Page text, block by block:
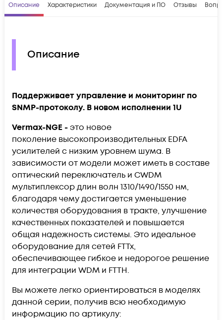
Описание Характеристики Документация и ПО Отзывы
Описание
Поддерживает управление и мониторинг по
SNMP-протоколу. В новом исполнении 1U
Vermax-NGE -это новое
поколение высокопроизводительных EDFA
усилителей с низким уровнем шума. В
зависимости от модели может иметь в составе
оптический переключатель и CWDM
мультиплексор длин волн 1310/1490/1550 нм,
благодаря чему достигается уменьшение
количествя оборудования в тракте, улучшение
качественных показателей и повышается
общая надежность системы. Это идеальное
оборудование для сетей FTTx,
обеспечивающее гибкое и недорогое решение
для интеграции WDM и FTTH.
Вы можете легко ориентироваться в моделях
данной серии, получив всю необходимую
информацию по артикулу: